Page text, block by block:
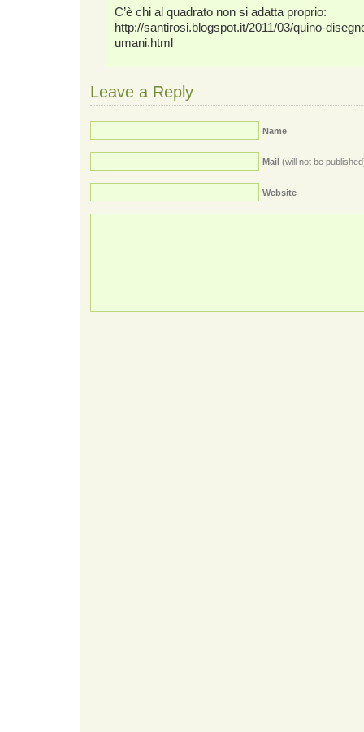
C’è chi al quadrato non si adatta proprio:
http://santirosi.blogspot.it/2011/03/quino-
umani.html
Leave a Reply
Name
Mail (will not be
Website